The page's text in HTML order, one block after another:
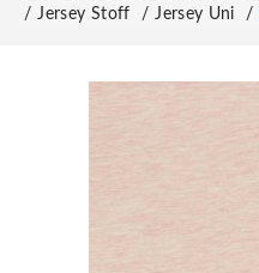
Jersey Stoff
Jersey Uni